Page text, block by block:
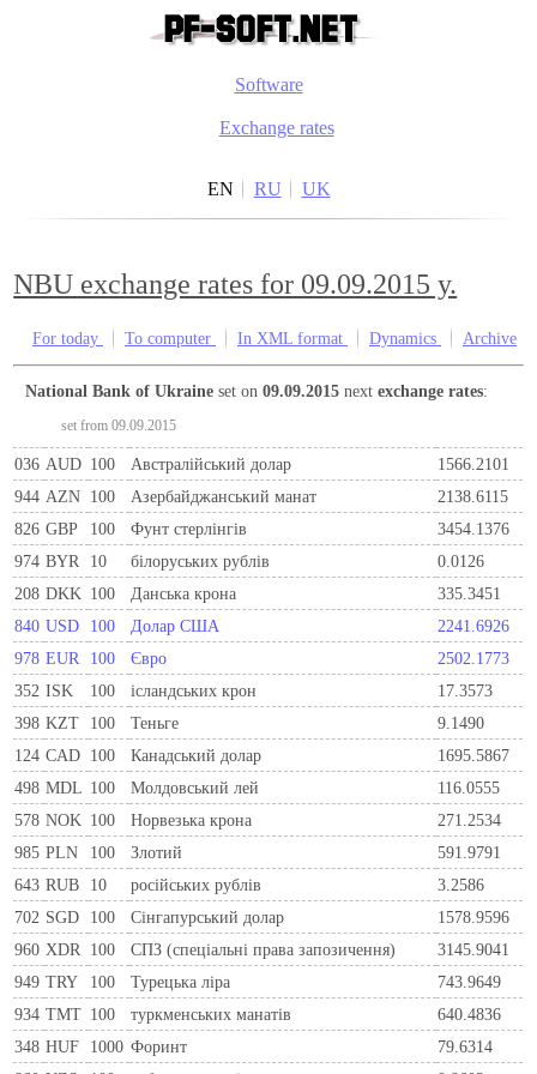
Software
Exchange rates
EN RU UK
NBU exchange rates for 09.09.2015 y.
For today To computer In XML format Dynamics Archive
National Bank of Ukraine set on09.09.2015 nextexchange rates:
set from 09.09.2015
036 AUD 100 Австралійський долар
1566.2101
944 AZN 100 Азербайджанський манат
2138.6115
826 GBP 100 Фунт стерлінгів
3454.1376
974 BYR 10 білоруських рублів
0.0126
208 DKK 100 Данська крона
335.3451
840 USD 100 Долар США
2241.6926
978 EUR 100 Євро
2502.1773
352 ISK 100 ісландських крон
17.3573
398 KZT 100 Теньге
9.1490
124 CAD 100 Канадський долар
1695.5867
498 MDL 100 Молдовський лей
116.0555
578 NOK 100 Норвезька крона
271.2534
985 PLN 100 Злотий
591.9791
643 RUB 10 російських рублів
3.2586
702 SGD 100 Сінгапурський долар
1578.9596
960 XDR 100 СПЗ (спеціальні права запозичення)
3145.9041
949 TRY 100 Турецька ліра
743.9649
934 TMT 100 туркменських манатів
640.4836
348 HUF 1000 Форинт
79.6314